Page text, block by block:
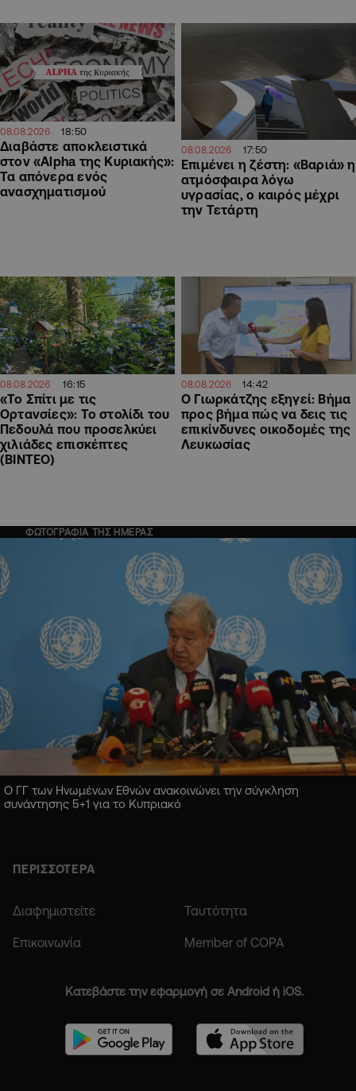
08.08.2026 18:50
Διαβάστε αποκλειστικά
στον «Alpha της Κυριακής»:
Τα απόνερα ενός
ανασχηματισμού
08.08.2026 17:50
Επιμένει η ζέστη: «Βαριά» η
ατμόσφαιρα λόγω
υγρασίας, ο καιρός μέχρι
την Τετάρτη
08.08.2026 16:15
«Το Σπίτι με τις
Ορτανσίες»: Το στολίδι του
Πεδουλά που προσελκύει
χιλιάδες επισκέπτες
(ΒΙΝΤΕΟ)
08.08.2026 14:42
Ο Γιωρκάτζης εξηγεί: Βήμα
προς βήμα πώς να δεις τις
επικίνδυνες οικοδομές της
Λευκωσίας
ΦΩΤΟΓΡΑΦΙΑ ΤΗΣ ΗΜΕΡΑΣ
Ο ΓΓ των Ηνωμένων Εθνών ανακοινώνει την σύγκληση
συνάντησης 5+1 για το Κυπριακό
ΠΕΡΙΣΣΟΤΕΡΑ
Διαφημιστείτε Ταυτότητα
Επικοινωνία Member of COPA
Κατεβάστε την εφαρμογή σε Android ή iOS.